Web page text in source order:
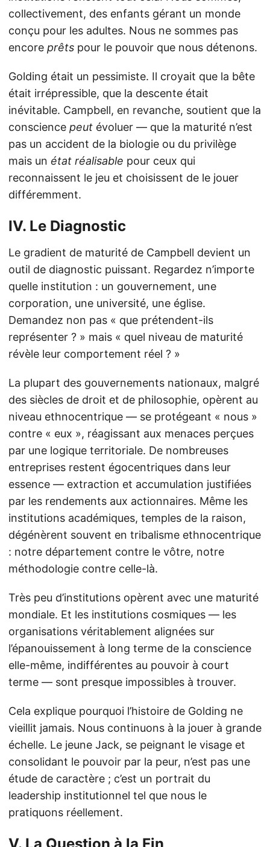
collectivement, des enfants gérant un monde
conçu pour les adultes. Nous ne sommes pas
encore prêts pour le pouvoir que nous détenons.
Golding était un pessimiste. Il croyait que la bête
était irrépressible, que la descente était
inévitable. Campbell, en revanche, soutient que la
conscience peut évoluer — que la maturité n’est
pas un accident de la biologie ou du privilège
mais un état réalisable pour ceux qui
reconnaissent le jeu et choisissent de le jouer
différemment.
IV. Le Diagnostic
Le gradient de maturité de Campbell devient un
outil de diagnostic puissant. Regardez n’importe
quelle institution : un gouvernement, une
corporation, une université, une église.
Demandez non pas « que prétendent-ils
représenter ? » mais « quel niveau de maturité
révèle leur comportement réel ? »
La plupart des gouvernements nationaux, malgré
des siècles de droit et de philosophie, opèrent au
niveau ethnocentrique — se protégeant « nous »
contre « eux », réagissant aux menaces perçues
par une logique territoriale. De nombreuses
entreprises restent égocentriques dans leur
essence — extraction et accumulation justifiées
par les rendements aux actionnaires. Même les
institutions académiques, temples de la raison,
dégénèrent souvent en tribalisme ethnocentrique
: notre département contre le vôtre, notre
méthodologie contre celle-là.
Très peu d’institutions opèrent avec une maturité
mondiale. Et les institutions cosmiques — les
organisations véritablement alignées sur
l’épanouissement à long terme de la conscience
elle-même, indifférentes au pouvoir à court
terme — sont presque impossibles à trouver.
Cela explique pourquoi l’histoire de Golding ne
vieillit jamais. Nous continuons à la jouer à grande
échelle. Le jeune Jack, se peignant le visage et
consolidant le pouvoir par la peur, n’est pas une
étude de caractère ; c’est un portrait du
leadership institutionnel tel que nous le
pratiquons réellement.